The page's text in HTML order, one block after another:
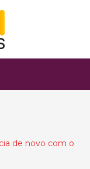
de novo com o